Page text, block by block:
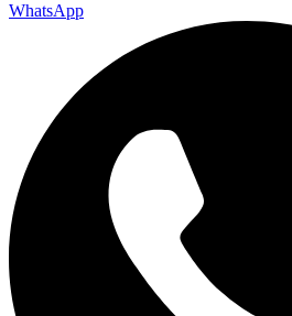
WhatsApp